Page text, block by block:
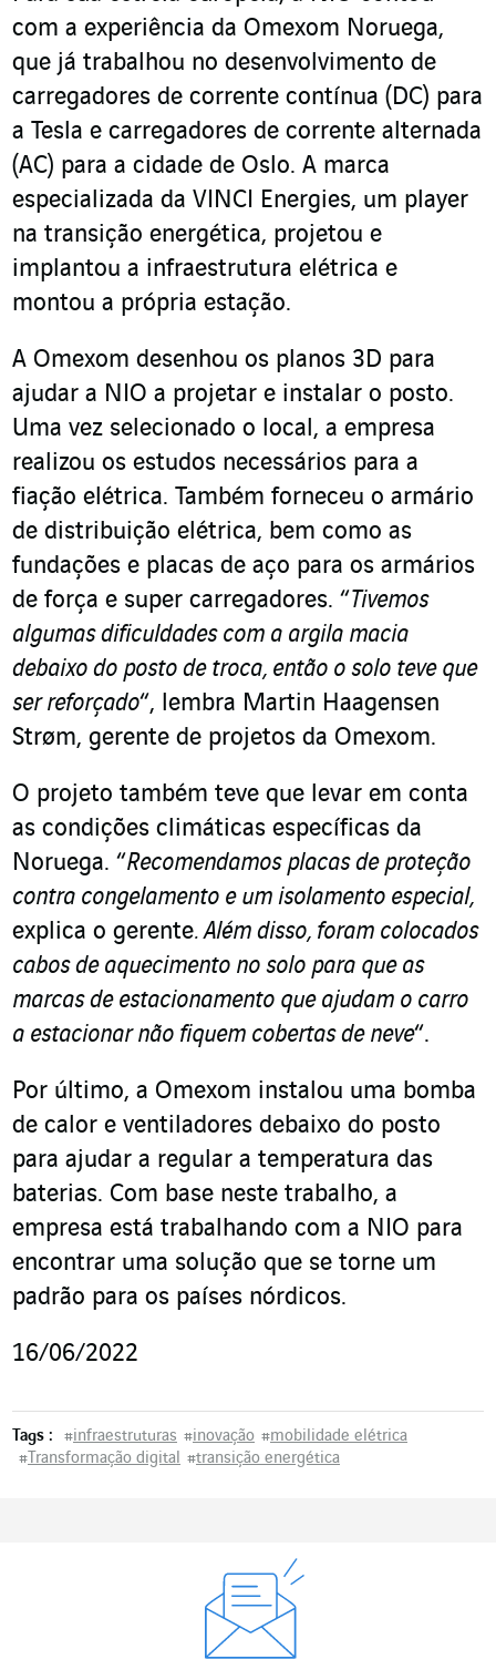
com a experiência da Omexom Noruega,
que já trabalhou no desenvolvimento de
carregadores de corrente contínua (DC) para
a Tesla e carregadores de corrente alternada
(AC) para a cidade de Oslo. A marca
especializada da VINCI Energies, um player
na transição energética, projetou e
implantou a infraestrutura elétrica e
montou a própria estação.
A Omexom desenhou os planos 3D para
ajudar a NIO a projetar e instalar o posto.
Uma vez selecionado o local, a empresa
realizou os estudos necessários para a
fiação elétrica. Também forneceu o armário
de distribuição elétrica, bem como as
fundações e placas de aço para os armários
de força e super carregadores. “Tivemos
algumas dificuldades com a argila macia
debaixo do posto de troca, então o solo teve que
ser reforçado“, lembra Martin Haagensen
Strøm, gerente de projetos da Omexom.
O projeto também teve que levar em conta
as condições climáticas específicas da
Noruega. “Recomendamos placas de proteção
contra congelamento e um isolamento especial,
explica o gerente. Além disso, foram colocados
cabos de aquecimento no solo para que as
marcas de estacionamento que ajudam o carro
a estacionar não fiquem cobertas de neve“.
Por último, a Omexom instalou uma bomba
de calor e ventiladores debaixo do posto
para ajudar a regular a temperatura das
baterias. Com base neste trabalho, a
empresa está trabalhando com a NIO para
encontrar uma solução que se torne um
padrão para os países nórdicos.
16/06/2022
Tags : #infraestruturas #inovação #mobilidade elétrica
# Transformação digital #transição energética